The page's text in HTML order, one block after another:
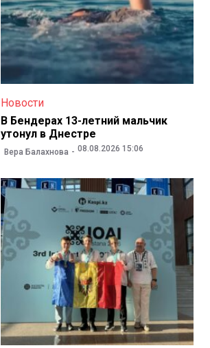
Новости
В Бендерах 13-летний мальчик
утонул в Днестре
Вера Балахнова 08.08.2026 15:06